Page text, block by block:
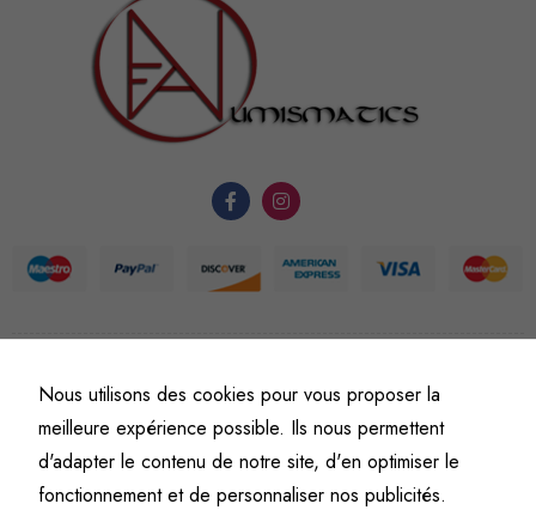
© Fine art numismatics
Politique de confidentialitéConditions générales de vente et d’utilisation
Mentions légales
Nous utilisons des cookies pour vous proposer la
meilleure expérience possible. Ils nous permettent
d'adapter le contenu de notre site, d'en optimiser le
fonctionnement et de personnaliser nos publicités.
puissions
site Web, en
fonction de
l'usage qu'il
en est fait.